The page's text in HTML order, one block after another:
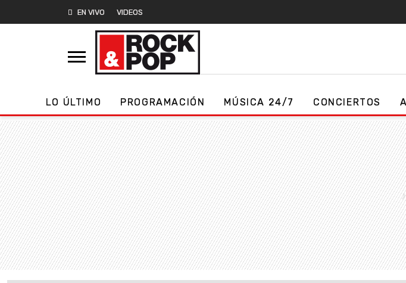
EN VIVO VIDEOS
LO ÚLTIMO PROGRAMACIÓN MÚSICA 24/7 CONCIERTOS